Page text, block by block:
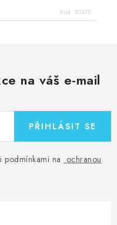
Kód: 83470
na váš e-mail
podmínkami na ochranou
PŘIHLÁSIT SE